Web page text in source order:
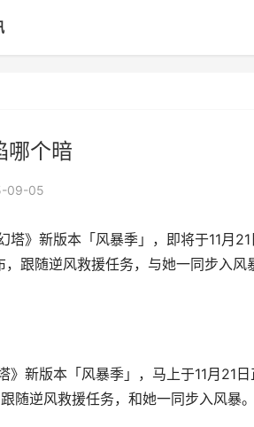
哪个暗
09-05
塔》新版本「风暴季」，即将于11月
，跟随逆风救援任务，与她一同步入
版本「风暴季」，马上于11月21日
随逆风救援任务，和她一同步入风暴。